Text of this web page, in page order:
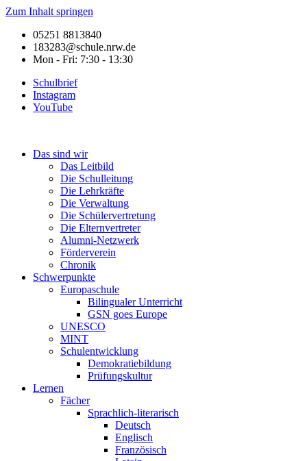
Zum Inhalt springen
05251 8813840
183283@schule.nrw.de
Mon - Fri: 7:30 - 13:30
Schulbrief
Instagram
YouTube
Das sind wir
Das Leitbild
Die Schulleitung
Die Lehrkräfte
Die Verwaltung
Die Schülervertretung
Die Elternvertreter
Alumni-Netzwerk
Förderverein
Chronik
Schwerpunkte
Europaschule
Bilingualer Unterricht
GSN goes Europe
UNESCO
MINT
Schulentwicklung
Demokratiebildung
Prüfungskultur
Lernen
Fächer
Sprachlich-literarisch
Deutsch
Englisch
Französisch